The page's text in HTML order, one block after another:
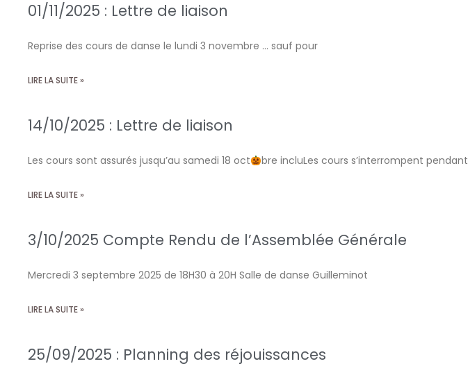
01/11/2025 : Lettre de liaison
Reprise des cours de danse le lundi 3 novembre … sauf pour
LIRE LA SUITE »
14/10/2025 : Lettre de liaison
Les cours sont assurés jusqu’au samedi 18 oct bre incluLes cours s’interrompent pendant
LIRE LA SUITE »
3/10/2025 Compte Rendu de l’Assemblée Générale
Mercredi 3 septembre 2025 de 18H30 à 20H Salle de danse Guilleminot
LIRE LA SUITE »
25/09/2025 : Planning des réjouissances